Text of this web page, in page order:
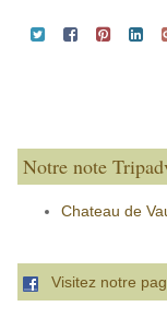
Notre note
Chateau de
Visitez notre